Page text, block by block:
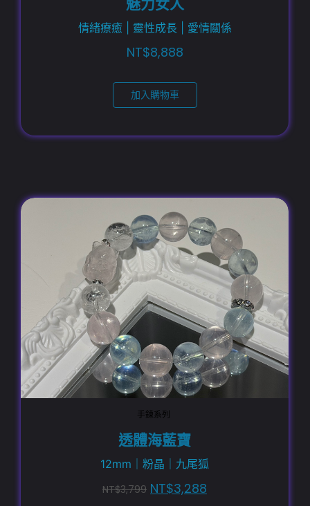
魅力女人
情緒療癒 | 靈性成長 | 愛情關係
NT$8,888
加入購物車
手鍊系列
透體海藍寶
12mm｜粉晶｜九尾狐
NT$3,799 NT$3,288